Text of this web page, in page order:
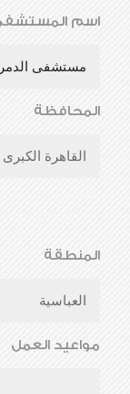
اسم المستشفى
مستشفى
المحافظة
القاهرة الكبرى
المنطقة
العباسية
مواعيد العمل